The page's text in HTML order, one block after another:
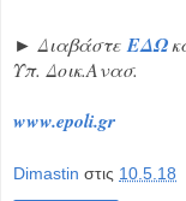
► Διαβάστε ΕΔΩ
Υπ. Δοικ.Ανασ.
www.epoli.gr
Dimastin στις 10.5.18